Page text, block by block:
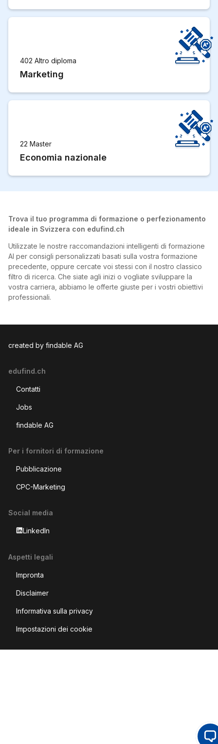
402 Altro diploma
Marketing
22 Master
Economia nazionale
Trova il tuo programma di formazione o perfezionamento
ideale in Svizzera con edufind.ch
Utilizzate le nostre raccomandazioni intelligenti di formazione
AI per consigli personalizzati basati sulla vostra formazione
precedente, oppure cercate voi stessi con il nostro classico
filtro di ricerca. Che siate agli inizi o vogliate sviluppare la
vostra carriera, abbiamo le offerte giuste per i vostri obiettivi
professionali.
created by findable AG
edufind.ch
Contatti
Jobs
findable AG
Per i fornitori di formazione
Pubblicazione
CPC-Marketing
Social media
LinkedIn
Aspetti legali
Impronta
Disclaimer
Informativa sulla privacy
Impostazioni dei cookie